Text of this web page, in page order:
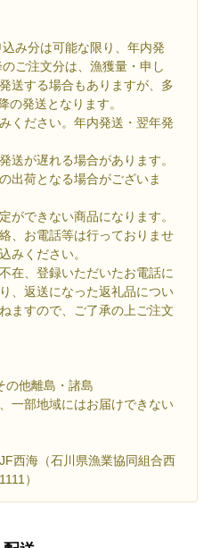
み分は可能な限り、年内発
ご注文分は、漁獲量・申し
送する場合もありますが、多
の発送となります。
ください。年内発送・翌年発
送が遅れる場合があります。
出荷となる場合がございま
ができない商品になります。
、お電話等は行っておりませ
みください。
在、登録いただいたお電話に
、返送になった返礼品につい
ますので、ご了承の上ご注文
の他離島・諸島
一部地域にはお届けできない
西海（石川県漁業協同組合西
）